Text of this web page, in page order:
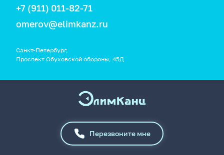
+7 (911) 011-82-71
omerov@elimkanz.ru
Санкт-Петербург,
Проспект Обуховской обороны, 45Д
Перезвоните мне